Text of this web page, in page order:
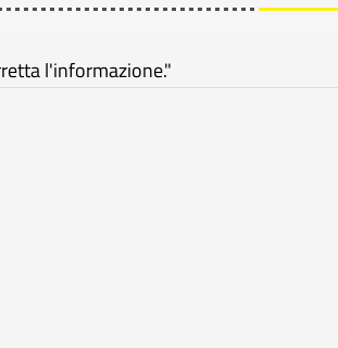
l'informazione."